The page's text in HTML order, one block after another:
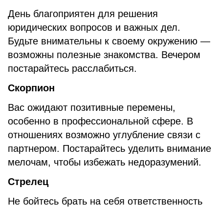
День благоприятен для решения
юридических вопросов и важных дел.
Будьте внимательны к своему окружению —
возможны полезные знакомства. Вечером
постарайтесь расслабиться.
Скорпион
Вас ожидают позитивные перемены,
особенно в профессиональной сфере. В
отношениях возможно углубление связи с
партнером. Постарайтесь уделить внимание
мелочам, чтобы избежать недоразумений.
Стрелец
Не бойтесь брать на себя ответственность